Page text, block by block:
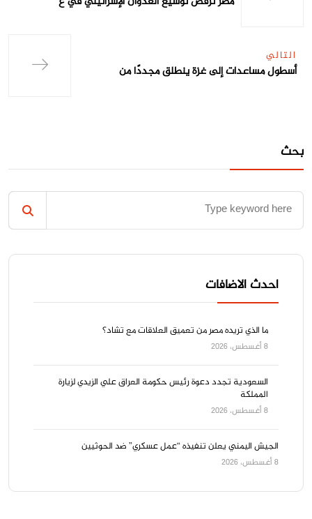
التالي
أسطول مساعدات إلى غزة ينطلق مجددًا من
بحث
احدث الاضافات
ما الذي تريده مصر من تعميق العلاقات مع تشاد؟
8 أغسطس، 2026
السعودية تجدد دعوة رئيس حكومة العراق علي الزيدي لزيارة
المملكة
8 أغسطس، 2026
الجيش اليمني يعلن تنفيذه “عمل عسكري” ضد الحوثيين
8 أغسطس، 2026